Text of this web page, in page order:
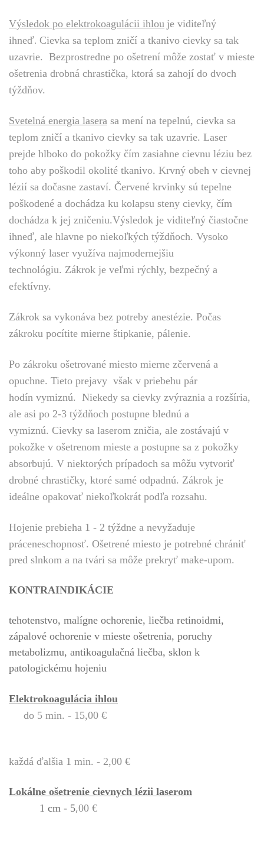
Výsledok po elektrokoagulácii ihlou je viditeľný
ihneď. Cievka sa teplom zničí a tkanivo cievky sa tak
uzavrie. Bezprostredne po ošetrení môže zostať v mieste
ošetrenia drobná chrastička, ktorá sa zahojí do dvoch
týždňov.
Svetelná energia lasera sa mení na tepelnú, cievka sa
teplom zničí a tkanivo cievky sa tak uzavrie. Laser
prejde hlboko do pokožky čím zasiahne cievnu léziu bez
toho aby poškodil okolité tkanivo. Krvný obeh v cievnej
lézií sa dočasne zastaví. Červené krvinky sú tepelne
poškodené a dochádza ku kolapsu steny cievky, čím
dochádza k jej zničeniu.Výsledok je viditeľný čiastočne
ihneď, ale hlavne po niekoľkých týždňoch. Vysoko
výkonný laser využíva najmodernejšiu
technológiu. Zákrok je veľmi rýchly, bezpečný a
efektívny.
Zákrok sa vykonáva bez potreby anestézie. Počas
zákroku pocítite mierne štipkanie, pálenie.
Po zákroku ošetrované miesto mierne zčervená a
opuchne. Tieto prejavy však v priebehu pár
hodín vymiznú. Niekedy sa cievky zvýraznia a rozšíria,
ale asi po 2-3 týždňoch postupne blednú a
vymiznú. Cievky sa laserom zničia, ale zostávajú v
pokožke v ošetrenom mieste a postupne sa z pokožky
absorbujú. V niektorých prípadoch sa môžu vytvoriť
drobné chrastičky, ktoré samé odpadnú. Zákrok je
ideálne opakovať niekoľkokrát podľa rozsahu.
Hojenie prebieha 1 - 2 týždne a nevyžaduje
práceneschopnosť. Ošetrené miesto je potrebné chrániť
pred slnkom a na tvári sa môže prekryť make-upom.
KONTRAINDIKÁCIE
tehotenstvo, malígne ochorenie, liečba retinoidmi,
zápalové ochorenie v mieste ošetrenia, poruchy
metabolizmu, antikoagulačná liečba, sklon k
patologickému hojeniu
Elektrokoagulácia ihlou
do 5 min. - 15,00 €
každá ďalšia 1 min. - 2,00 €
Lokálne ošetrenie cievnych lézii laserom
1 cm - 5,00 €